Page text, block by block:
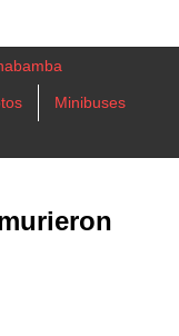
Minibuses